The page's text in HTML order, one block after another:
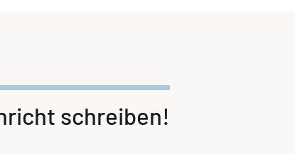
schreiben!